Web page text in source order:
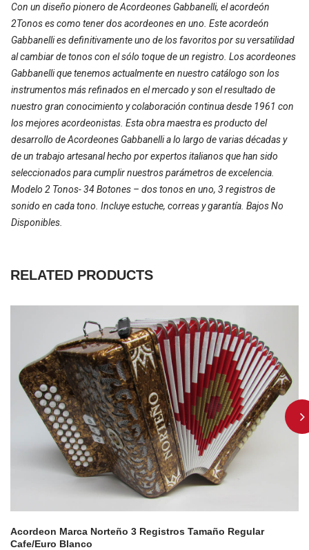
Con un diseño pionero de Acordeones Gabbanelli, el acordeón
2Tonos es como tener dos acordeones en uno. Este acordeón
Gabbanelli es definitivamente uno de los favoritos por su versatilidad
al cambiar de tonos con el sólo toque de un registro. Los acordeones
Gabbanelli que tenemos actualmente en nuestro catálogo son los
instrumentos más refinados en el mercado y son el resultado de
nuestro gran conocimiento y colaboración continua desde 1961 con
los mejores acordeonistas. Esta obra maestra es producto del
desarrollo de Acordeones Gabbanelli a lo largo de varias décadas y
de un trabajo artesanal hecho por expertos italianos que han sido
seleccionados para cumplir nuestros parámetros de excelencia.
Modelo 2 Tonos- 34 Botones – dos tonos en uno, 3 registros de
sonido en cada tono. Incluye estuche, correas y garantía. Bajos No
Disponibles.
RELATED PRODUCTS
Acordeon Marca Norteño 3 Registros Tamaño Regular
Cafe/euro Blanco